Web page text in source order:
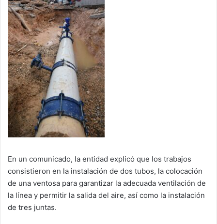
En un comunicado, la entidad explicó que los trabajos
consistieron en la instalación de dos tubos, la colocación
de una ventosa para garantizar la adecuada ventilación de
la línea y permitir la salida del aire, así como la instalación
de tres juntas.